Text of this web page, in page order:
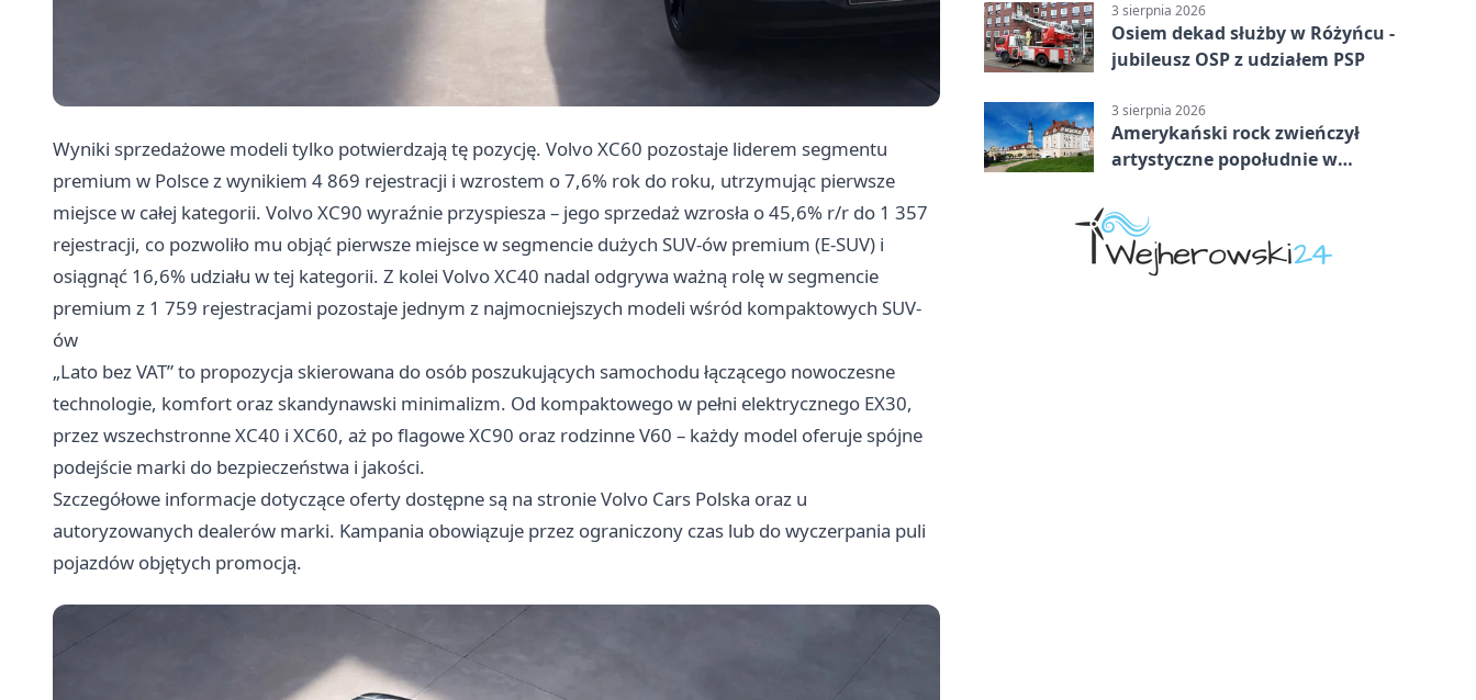
Wyniki sprzedażowe modeli tylko potwierdzają tę pozycję. Volvo XC60 pozostaje liderem segmentu
premium w Polsce z wynikiem 4 869 rejestracji i wzrostem o 7,6% rok do roku, utrzymując pierwsze
miejsce w całej kategorii. Volvo XC90 wyraźnie przyspiesza – jego sprzedaż wzrosła o 45,6% r/r do 1 357
rejestracji, co pozwoliło mu objąć pierwsze miejsce w segmencie dużych SUV-ów premium (E-SUV) i
osiągnąć 16,6% udziału w tej kategorii. Z kolei Volvo XC40 nadal odgrywa ważną rolę w segmencie
premium z 1 759 rejestracjami pozostaje jednym z najmocniejszych modeli wśród kompaktowych SUV-
ów
„Lato bez VAT” to propozycja skierowana do osób poszukujących samochodu łączącego nowoczesne
technologie, komfort oraz skandynawski minimalizm. Od kompaktowego w pełni elektrycznego EX30,
przez wszechstronne XC40 i XC60, aż po flagowe XC90 oraz rodzinne V60 – każdy model oferuje spójne
podejście marki do bezpieczeństwa i jakości.
Szczegółowe informacje dotyczące oferty dostępne są na stronie Volvo Cars Polska oraz u
autoryzowanych dealerów marki. Kampania obowiązuje przez ograniczony czas lub do wyczerpania puli
pojazdów objętych promocją.
3 sierpnia 2026
Osiem dekad służby w Różyńcu -
jubileusz OSP z udziałem PSP
3 sierpnia 2026
Amerykański rock zwieńczył
artystyczne popołudnie w